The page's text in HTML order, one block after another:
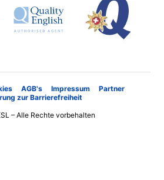
AGB's Impressum
Partner
zur Barrierefreiheit
– Alle Rechte vorbehalten